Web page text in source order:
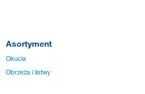
Asortyment
Okucia
Obrzeża i listwy